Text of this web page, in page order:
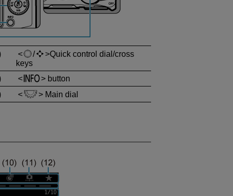
/
Quick control dial/cross
keys
button
Main dial